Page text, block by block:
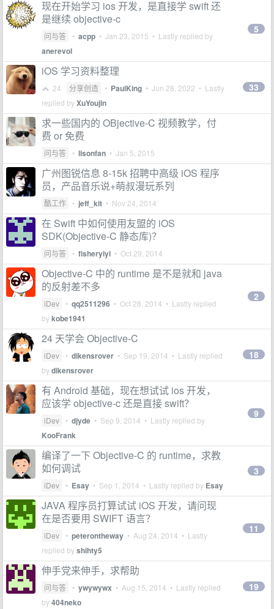
现在开始学习 ios 开发，是直接学 swift 还
是继续 objective-c
问与答 • acpp • Jan 23, 2015 • Lastly replied by
anerevol
5
iOS 学习资料整理
24 分享创造 • PaulKing • Jun 28, 2022 • Lastly
replied byXuYoujin
33
求一些国内的 OBjective-C 视频教学，付
费 or 免费
问与答 • lisonfan • Jan 5, 2015
广州图锐信息 8-15k 招聘中高级 iOS 程序
员，产品音乐说+萌叔漫玩系列
酷工作 • jeff_kit • Nov 24, 2014
在 Swift 中如何使用友盟的 iOS
SDK(Objective-C 静态库)？
问与答 • fisheryiyi • Oct 29, 2014
Objective-C 中的 runtime 是不是就和 java
的反射差不多
iDev • qq2511296 • Oct 28, 2014 • Lastly replied
bykobe1941
2
24 天学会 Objective-C
iDev • dikensrover • Sep 19, 2014 • Lastly replied
bydikensrover
18
有 Android 基础，现在想试试 ios 开发，
应该学 objective-c 还是直接 swift？
iDev • djyde • Sep 9, 2014 • Lastly replied by
KooFrank
9
编译了一下 Objective-C 的 runtime，求教
如何调试
iDev • Esay • Sep 1, 2014 • Lastly replied by Esay
3
JAVA 程序员打算试试 iOS 开发，请问现
在是否要用 SWIFT 语言？
iDev • peterontheway • Aug 24, 2014 • Lastly
replied byshihty5
11
伸手党来伸手，求帮助
问与答 • ywywywx • Aug 15, 2014 • Lastly replied
by404neko
19